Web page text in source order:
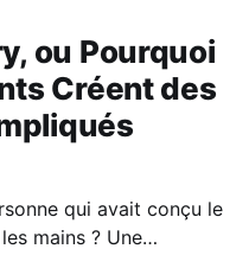
ou Pourquoi
Créent des
qui avait conçu le
mains ? Une